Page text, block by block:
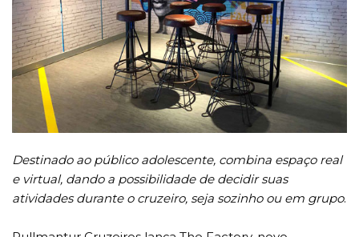
Destinado ao público adolescente, combina espaço real
e virtual, dando a possibilidade de decidir suas
atividades durante o cruzeiro, seja sozinho ou em grupo.